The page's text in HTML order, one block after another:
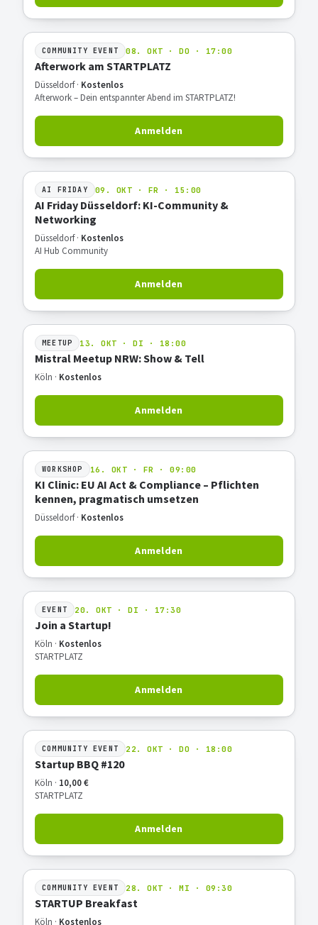
COMMUNITY EVENT 08. OKT · DO · 17:00
Afterwork am STARTPLATZ
Düsseldorf · Kostenlos
Afterwork – Dein entspannter Abend im STARTPLATZ!
Anmelden
AI FRIDAY 09. OKT · FR · 15:00
AI Friday Düsseldorf: KI-Community &
Networking
Düsseldorf · Kostenlos
AI Hub Community
Anmelden
MEETUP 13. OKT · DI · 18:00
Mistral Meetup NRW: Show & Tell
Köln · Kostenlos
Anmelden
WORKSHOP 16. OKT · FR · 09:00
KI Clinic: EU AI Act & Compliance – Pflichten
kennen, pragmatisch umsetzen
Düsseldorf · Kostenlos
Anmelden
EVENT 20. OKT · DI · 17:30
Join a Startup!
Köln · Kostenlos
STARTPLATZ
Anmelden
COMMUNITY EVENT 22. OKT · DO · 18:00
Startup BBQ #120
Köln · 10,00 €
STARTPLATZ
Anmelden
COMMUNITY EVENT 28. OKT · MI · 09:30
STARTUP Breakfast
Köln · Kostenlos